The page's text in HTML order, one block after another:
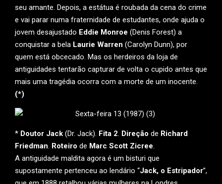
seu amante. Depois, a estátua é roubada da cena do crime
e vai parar numa fraternidade de estudantes, onde ajuda o
jovem desajustado Eddie Monroe (Denis Forest) a
conquistar a bela Laurie Warren (Carolyn Dunn), por
quem está obcecado. Mas os herdeiros da loja de
antiguidades tentarão capturar de volta o cupido antes que
mais uma tragédia ocorra com a morte de um inocente.
(*)
* Doutor Jack (Dr. Jack). Fita 2. Direção de Richard
Friedman. Roteiro de Marc Scott Zicree.
A antiguidade maldita agora é um bisturi que
supostamente pertenceu ao lendário “Jack, o Estripador”,